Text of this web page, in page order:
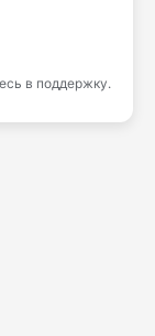
в поддержку.